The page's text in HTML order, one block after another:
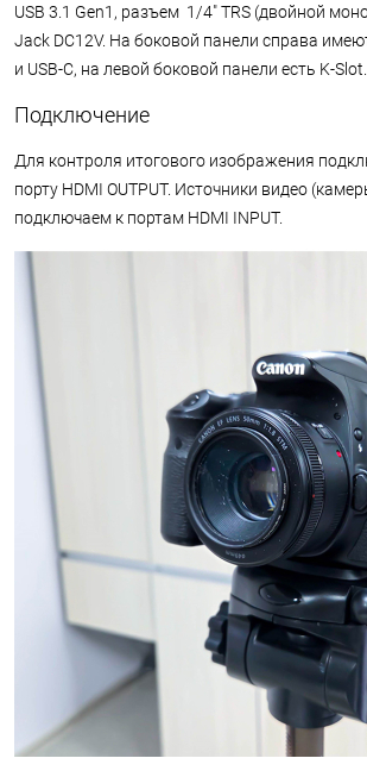
USB 3.1 Gen1, разъем 1/4" TRS (двойной
Jack DC12V. На боковой панели справа
и USB-C, на левой боковой панели есть K-Slot.
Подключение
Для контроля итогового изображения
порту HDMI OUTPUT. Источники видео
подключаем к портам HDMI INPUT.